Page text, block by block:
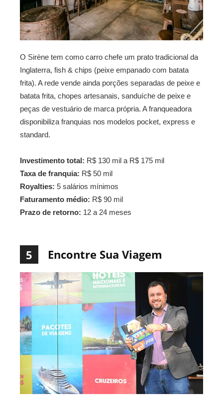
O Sirène tem como carro chefe um prato tradicional da
Inglaterra, fish & chips (peixe empanado com batata
frita). A rede vende ainda porções separadas de peixe e
batata frita, chopes artesanais, sanduíche de peixe e
peças de vestuário de marca própria. A franqueadora
disponibiliza franquias nos modelos pocket, express e
standard.
Investimento total: R$ 130 mil a R$ 175 mil
Taxa de franquia: R$ 50 mil
Royalties: 5 salários mínimos
Faturamento médio: R$ 90 mil
Prazo de retorno: 12 a 24 meses
5 Encontre Sua Viagem